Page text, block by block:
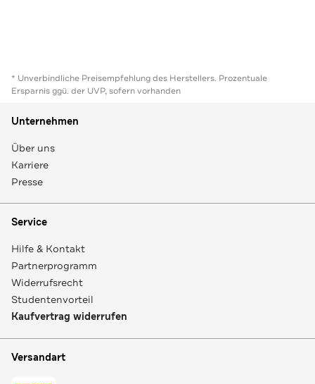
* Unverbindliche Preisempfehlung des Herstellers. Prozentuale
Ersparnis ggü. der UVP, sofern vorhanden
Unternehmen
Über uns
Karriere
Presse
Service
Hilfe & Kontakt
Partnerprogramm
Widerrufsrecht
Studentenvorteil
Kaufvertrag widerrufen
Versandart